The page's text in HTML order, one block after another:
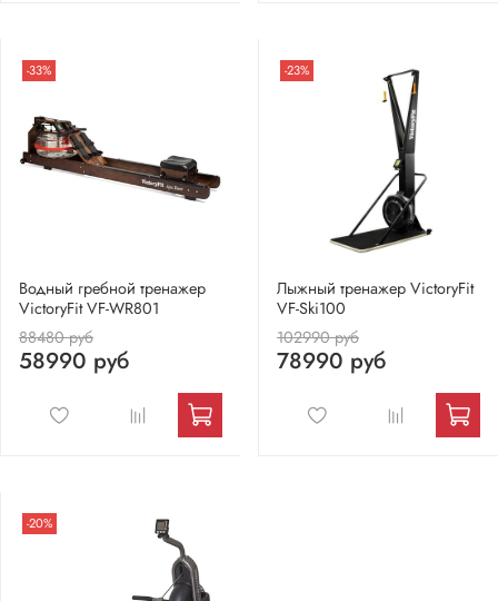
-33%
Водный гребной тренажер
VictoryFit VF-WR801
88480 руб
58990 руб
-23%
Лыжный тренажер VictoryFit
VF-Ski100
102990 руб
78990 руб
-20%